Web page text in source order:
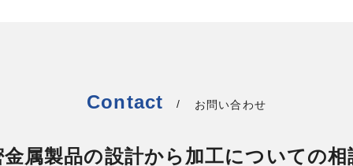
Contact お問い合わせ
金属製品の設計から加工についての相